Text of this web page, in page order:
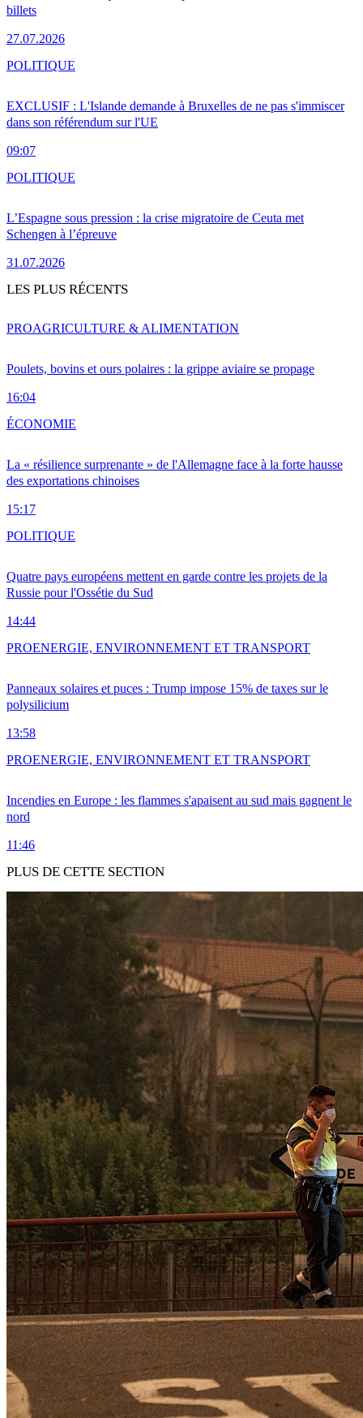
billets
27.07.2026
EXCLUSIF : L'Islande demande à Bruxelles de ne pas s'immiscer
dans son référendum sur l'UE
09:07
POLITIQUE
L’Espagne sous pression : la crise migratoire de Ceuta met
Schengen à l’épreuve
31.07.2026
POLITIQUE
LES PLUS RÉCENTS
Poulets, bovins et ours polaires : la grippe aviaire se propage
16:04
PROAGRICULTURE & ALIMENTATION
La « résilience surprenante » de l'Allemagne face à la forte hausse
des exportations chinoises
15:17
ÉCONOMIE
Quatre pays européens mettent en garde contre les projets de la
Russie pour l'Ossétie du Sud
14:44
POLITIQUE
Panneaux solaires et puces : Trump impose 15% de taxes sur le
polysilicium
13:58
PROENERGIE, ENVIRONNEMENT ET TRANSPORT
Incendies en Europe : les flammes s'apaisent au sud mais gagnent le
nord
11:46
PROENERGIE, ENVIRONNEMENT ET TRANSPORT
PLUS DE CETTE SECTION